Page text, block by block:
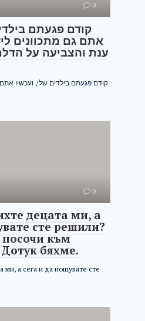
0
אתם גם מתכוונים
ענת והצביעה על
0
децата ми, а
сте решили?
към
бяхме.
а сега и да нощувате сте